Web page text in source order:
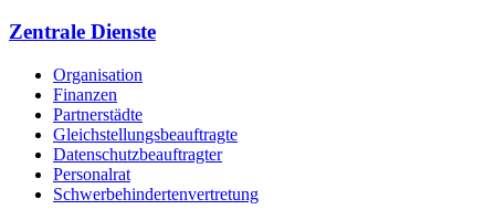
Zentrale Dienste
Organisation
Finanzen
Partnerstädte
Gleichstellungsbeauftragte
Datenschutzbeauftragter
Personalrat
Schwerbehinderten­vertretung